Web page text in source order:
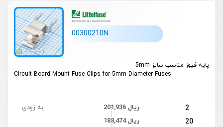
00300210N
پایه فیوز مناسب سایز 5mm
Circuit Board Mount Fuse Clips for 5mm Diameter Fuses
2 201,936 ریال
20 188,474 ریال
به زودی